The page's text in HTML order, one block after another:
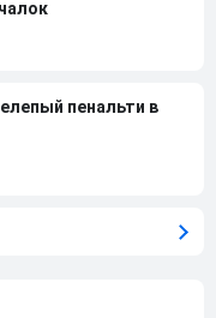
пенальти в